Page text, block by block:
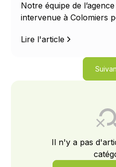
Notre équipe de
intervenue à Colomiers
combles aménageables.
Lire l'article
Il n'y a pas